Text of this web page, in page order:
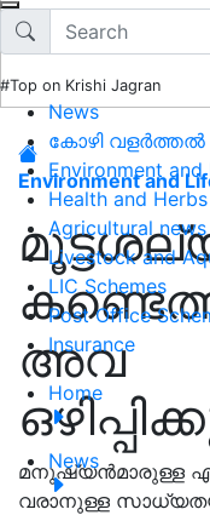
#Top on Krishi Jagran
News
കോഴി വളർത്തൽ
Environment
Health and Herbs
Agricultural news
Livestock and
LIC Schemes
Post Office
Insurance
Home
News
Environment and
അവ
മനുഷ്യൻമാരുള്ള
വരാനുള്ള